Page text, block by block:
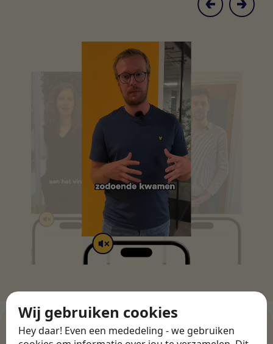
Wij gebruiken cookies
Hey daar! Even een mededeling - we gebruiken